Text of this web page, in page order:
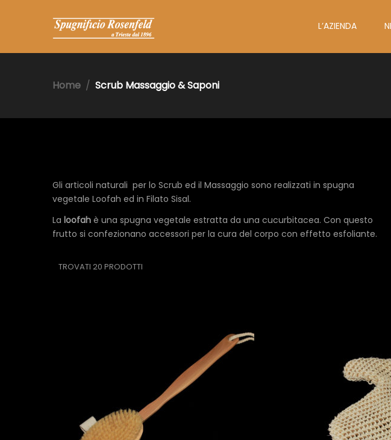
L’AZIENDA
Home Scrub Massaggio & Saponi
Gli articoli naturali per lo Scrub ed il Massaggio sono realizzati in spugna
vegetale Loofah ed in Filato Sisal.
La loofah è una spugna vegetale estratta da una cucurbitacea. Con questo
frutto si confezionano accessori per la cura del corpo con effetto esfoliante.
TROVATI 20 PRODOTTI